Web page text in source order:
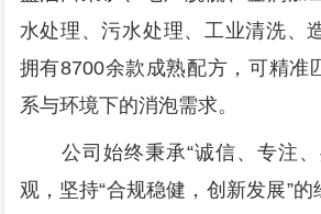
水处理、污水处理、工业清洗、
拥有8700余款成熟配方，可精准
系与环境下的消泡需求。
公司始终秉承“诚信、专注、
观，坚持“合规稳健，创新发展”